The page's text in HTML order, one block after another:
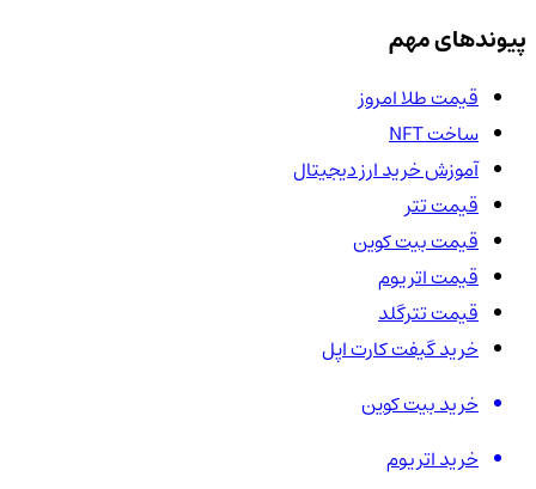
پیوندهای مهم
قیمت طلا امروز
ساخت NFT
آموزش خرید ارز دیجیتال
قیمت تتر
قیمت بیت کوین
قیمت اتریوم
قیمت تترگلد
خرید گیفت کارت اپل
خرید بیت کوین
خرید اتریوم